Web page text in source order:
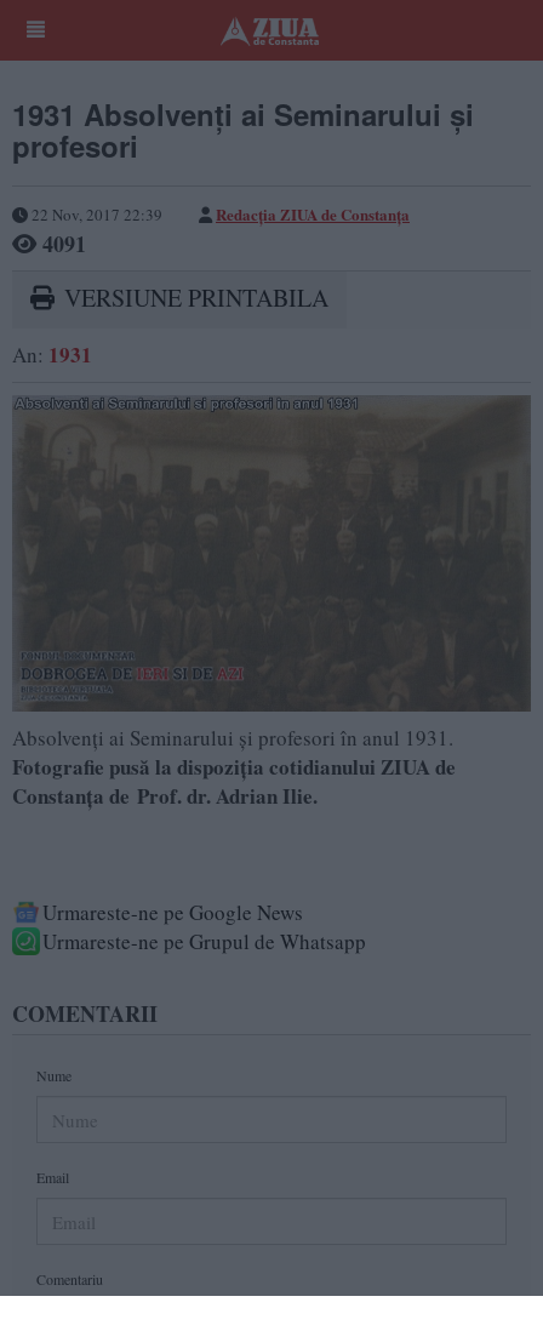
1931 Absolvenți ai Seminarului și
profesori
22 Nov, 2017 22:39 Redacţia ZIUA de Constanţa
4091
VERSIUNE PRINTABILA
An: 1931
Absolvenți ai Seminarului și profesori în anul 1931.
Fotografie pusă la dispoziţia cotidianului ZIUA de
Constanţa de ​Prof. dr. Adrian Ilie.
Urmareste-ne pe Google News
Urmareste-ne pe Grupul de Whatsapp
COMENTARII
Nume
Email
Comentariu